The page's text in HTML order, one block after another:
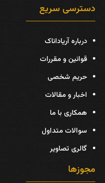
دسترسی سریع
درباره آریاداناک
قوانین و مقررات
حریم شخصی
اخبار و مقالات
همکاری با ما
سوالات متداول
گالری تصاویر
مجوزها